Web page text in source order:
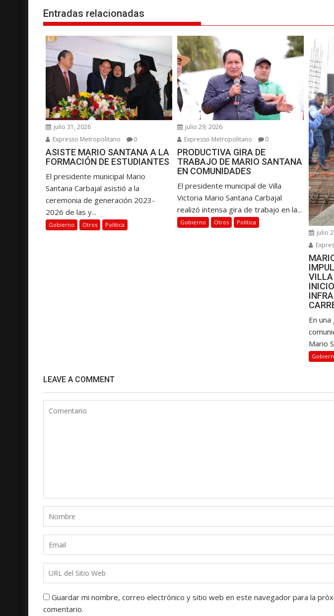
a
c
n
e
n
t
r
a
d
a
s
Entradas relacionadas
julio 31, 2026
Expresso Metropolitano
0
ASISTE MARIO SANTANA A LA
FORMACIÓN DE ESTUDIANTES
El presidente municipal Mario
Santana Carbajal asistió a la
ceremonia de generación 2023-
2026 de las y...
Gobierno Otros Política
julio 29, 2026
Expresso Metropolitano
0
PRODUCTIVA GIRA DE
TRABAJO DE MARIO SANTANA
EN COMUNIDADES
El presidente municipal de Villa
Victoria Mario Santana Carbajal
realizó intensa gira de trabajo en la...
Gobierno Otros Política
julio
VILLA
En
Mario
LEAVE A COMMENT
Guardar mi nombre, correo electrónico y sitio web en este navegador para la
comentario.